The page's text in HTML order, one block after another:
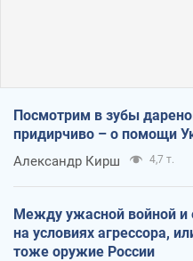
Посмотрим в зубы
придирчиво – о помощи
Александр Кирш 4,7 т.
Между ужасной войной
на условиях агрессора,
тоже оружие России